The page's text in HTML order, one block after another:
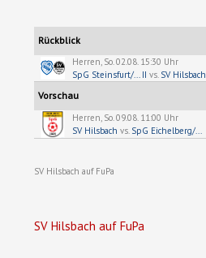
Rückblick
Herren, So. 02.08. 15:30 Uhr
SpG Steinsfurt/... II vs. SV Hilsbach
Vorschau
Herren, So. 09.08. 11:00 Uhr
SV Hilsbach vs. SpG Eichelberg/...
SV Hilsbach auf FuPa
SV Hilsbach auf FuPa